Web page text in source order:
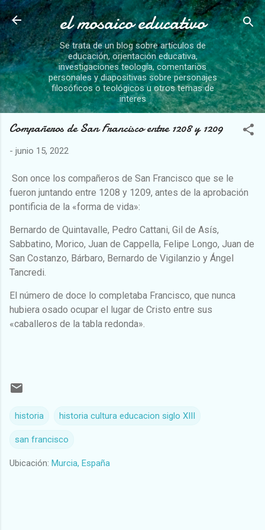
Ir al contenido principal
el mosaico educativo
Se trata de un blog sobre artículos de
educación, orientación educativa,
investigaciones teología, comentarios
personales y diapositivas sobre personajes
filosóficos o teológicos u otros temas de
interes
Compañeros de San Francisco entre 1208 y 1209
- junio 15, 2022
Son once los compañeros de San Francisco que se le
fueron juntando entre 1208 y 1209, antes de la aprobación
pontificia de la «forma de vida»:
Bernardo de Quintavalle, Pedro Cattani, Gil de Asís,
Sabbatino, Morico, Juan de Cappella, Felipe Longo, Juan de
San Costanzo, Bárbaro, Bernardo de Vigilanzio y Ángel
Tancredi.
El número de doce lo completaba Francisco, que nunca
hubiera osado ocupar el lugar de Cristo entre sus
«caballeros de la tabla redonda».
historia historia cultura educacion siglo XIII
san francisco
Ubicación: Murcia, España